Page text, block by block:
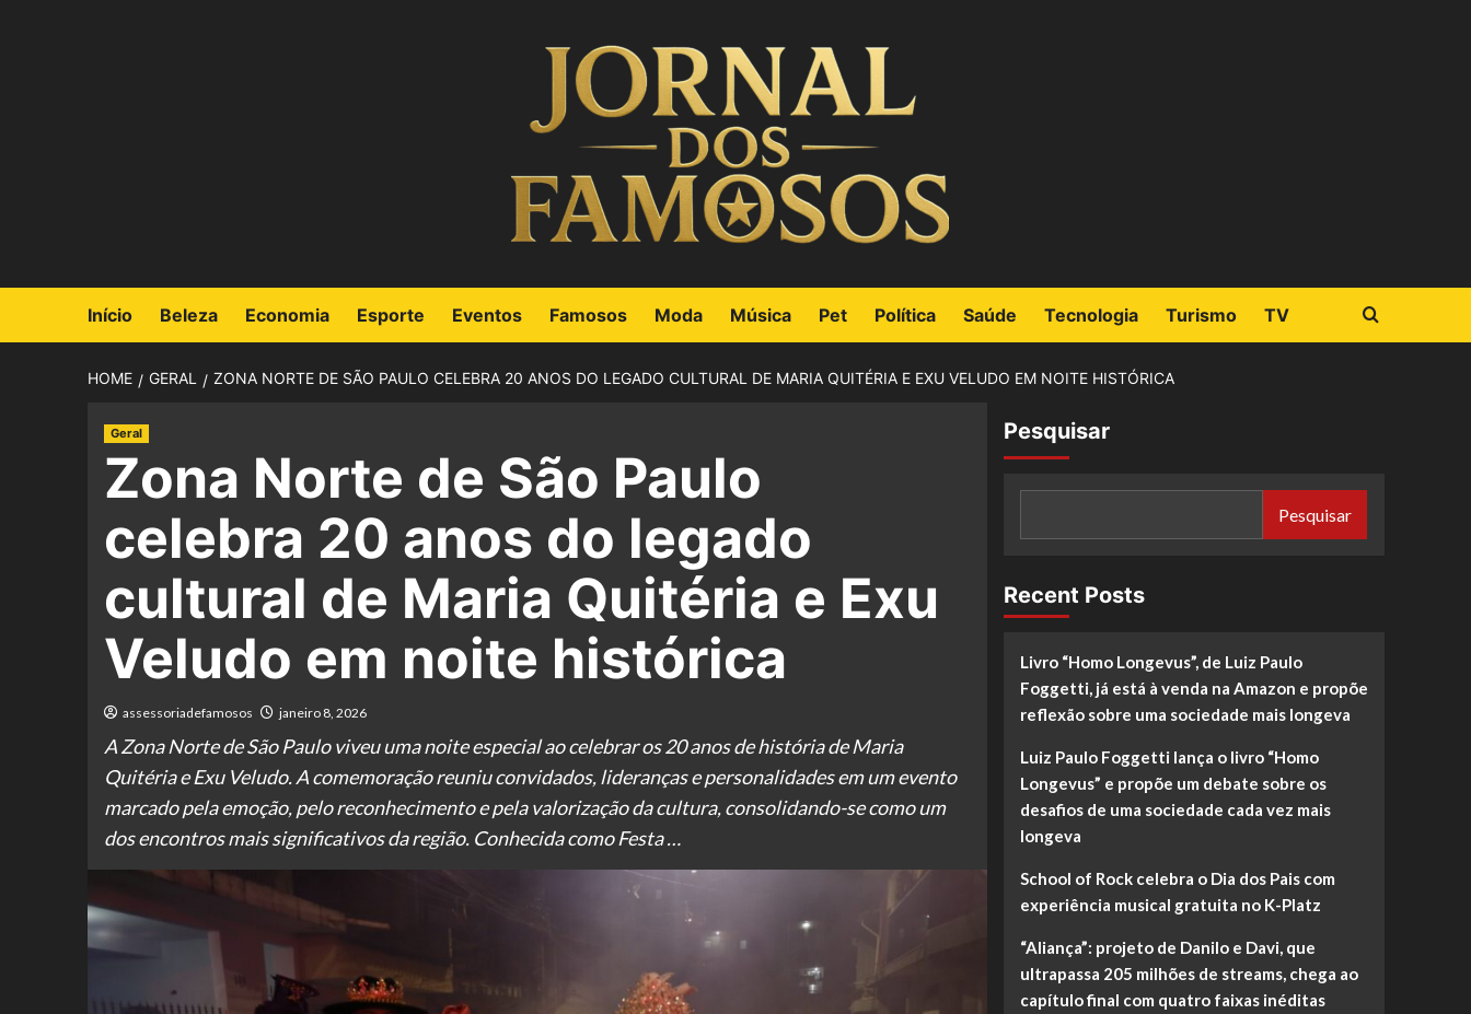
Início Beleza Economia Esporte Eventos Famosos Moda Música Pet Política Saúde Tecnologia Turismo TV
HOME GERAL ZONA NORTE DE SÃO PAULO CELEBRA 20 ANOS DO LEGADO CULTURAL DE MARIA QUITÉRIA E EXU VELUDO EM NOITE HISTÓRICA
Geral
Zona Norte de São Paulo
celebra 20 anos do legado
cultural de Maria Quitéria e Exu
Veludo em noite histórica
assessoriadefamosos janeiro 8, 2026
A Zona Norte de São Paulo viveu uma noite especial ao celebrar os 20 anos de história de Maria
Quitéria e Exu Veludo. A comemoração reuniu convidados, lideranças e personalidades em um evento
marcado pela emoção, pelo reconhecimento e pela valorização da cultura, consolidando-se como um
dos encontros mais significativos da região. Conhecida como Festa …
Pesquisar
Pesquisar
Recent Posts
Livro “Homo Longevus”, de Luiz Paulo
Foggetti, já está à venda na Amazon e propõe
reflexão sobre uma sociedade mais longeva
Luiz Paulo Foggetti lança o livro “Homo
Longevus” e propõe um debate sobre os
desafios de uma sociedade cada vez mais
longeva
School of Rock celebra o Dia dos Pais com
experiência musical gratuita no K-Platz
“Aliança”: projeto de Danilo e Davi, que
ultrapassa 205 milhões de streams, chega ao
capítulo final com quatro faixas inéditas